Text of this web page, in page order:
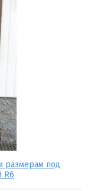
размерам под
R6